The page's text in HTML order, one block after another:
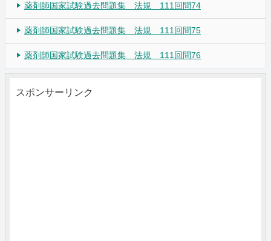
薬剤師国家試験過去問題集 法規 111回問74
薬剤師国家試験過去問題集 法規 111回問75
薬剤師国家試験過去問題集 法規 111回問76
スポンサーリンク